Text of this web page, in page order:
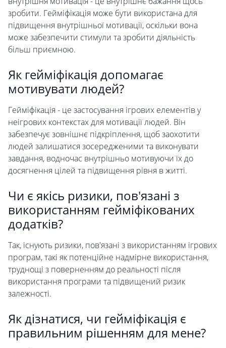
зробити. Гейміфікація може бути використана для
підвищення внутрішньої мотивації, оскільки вона
може забезпечити стимули та зробити діяльність
більш приємною.
Як гейміфікація допомагає
мотивувати людей?
Гейміфікація - це застосування ігрових елементів у
неігрових контекстах для мотивації людей. Він
забезпечує зовнішнє підкріплення, щоб заохотити
людей залишатися зосередженими та виконувати
завдання, водночас внутрішньо мотивуючи їх до
досягнення цілей та підвищення рівня в житті.
Чи є якісь ризики, пов'язані з
використанням гейміфікованих
додатків?
Так, існують ризики, пов'язані з використанням ігрових
програм, такі як потенційне надмірне використання,
труднощі з поверненням до реальності після
використання програми та підвищений ризик
залежності.
Як дізнатися, чи гейміфікація є
правильним рішенням для мене?